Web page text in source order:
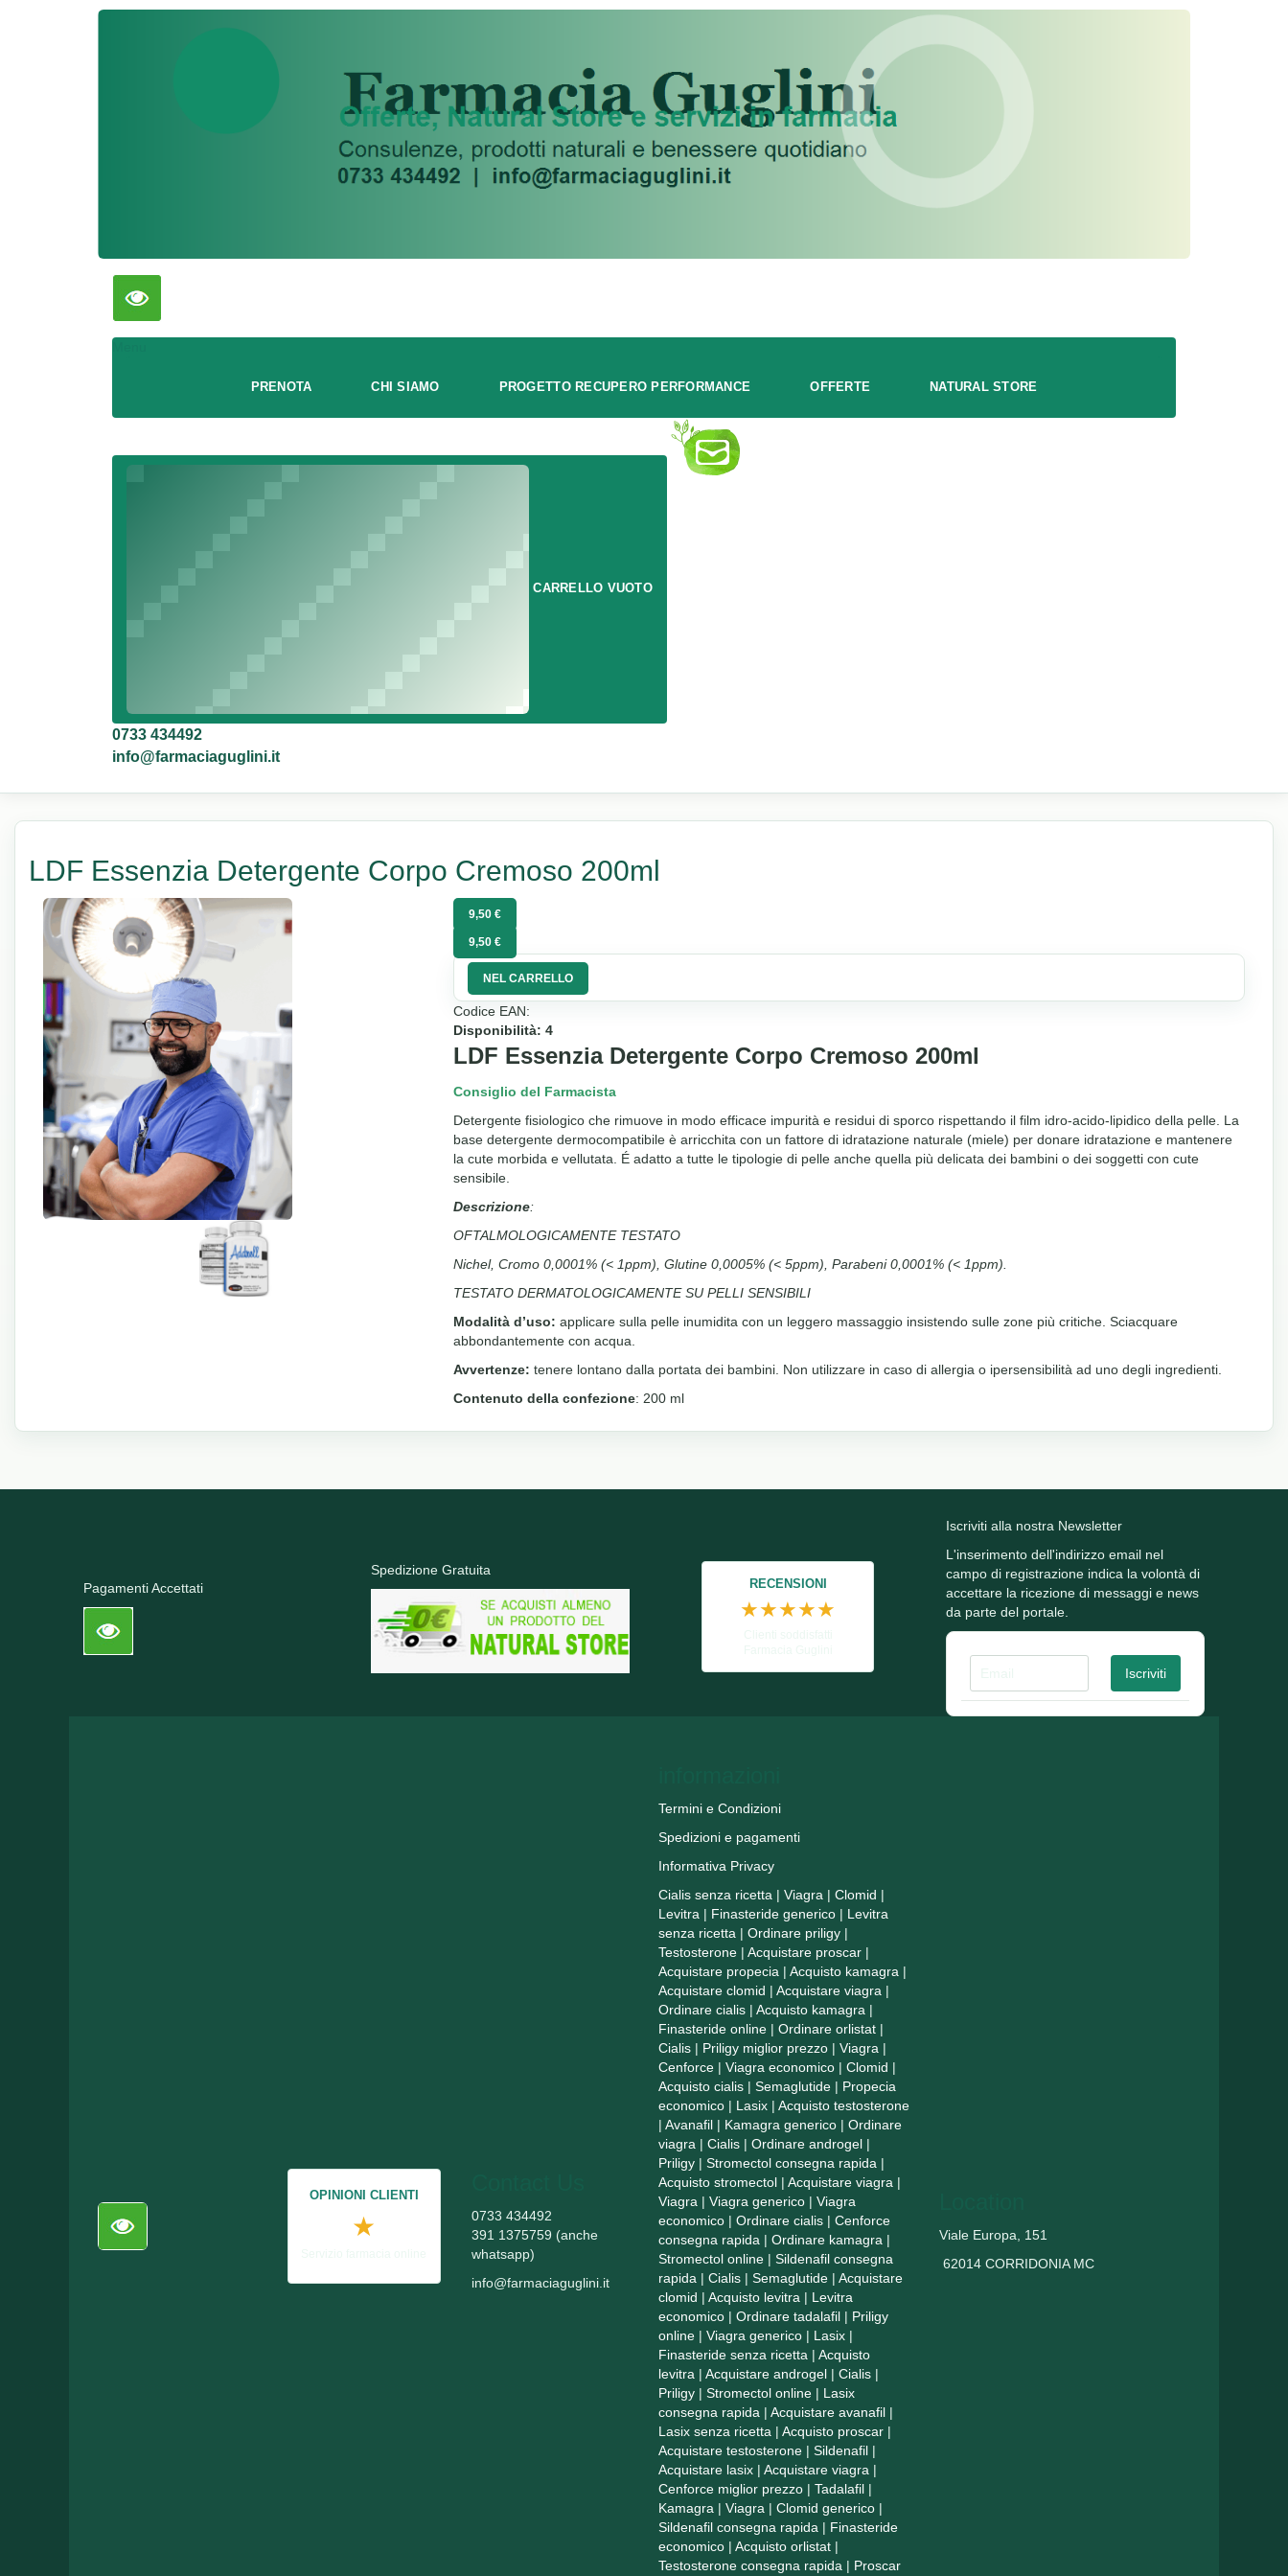
PRENOTA CHI SIAMO PROGETTO RECUPERO PERFORMANCE OFFERTE NATURAL STORE
CARRELLO VUOTO
0733 434492
info@farmaciaguglini.it
LDF Essenzia Detergente Corpo Cremoso 200ml
9,50 €
9,50 €
NEL CARRELLO
Codice EAN:
Disponibilità: 4
LDF Essenzia Detergente Corpo Cremoso 200ml
Consiglio del Farmacista
Detergente fisiologico che rimuove in modo efficace impurità e residui di sporco rispettando il film idro-acido-lipidico della pelle. La
base detergente dermocompatibile è arricchita con un fattore di idratazione naturale (miele) per donare idratazione e mantenere
la cute morbida e vellutata. É adatto a tutte le tipologie di pelle anche quella più delicata dei bambini o dei soggetti con cute
sensibile.
Descrizione:
OFTALMOLOGICAMENTE TESTATO
Nichel, Cromo 0,0001% (< 1ppm), Glutine 0,0005% (< 5ppm), Parabeni 0,0001% (< 1ppm).
TESTATO DERMATOLOGICAMENTE SU PELLI SENSIBILI
Modalità d’uso: applicare sulla pelle inumidita con un leggero massaggio insistendo sulle zone più critiche. Sciacquare
abbondantemente con acqua.
Avvertenze: tenere lontano dalla portata dei bambini. Non utilizzare in caso di allergia o ipersensibilità ad uno degli ingredienti.
Contenuto della confezione: 200 ml
Pagamenti Accettati
Spedizione Gratuita
RECENSIONI
★★★★★
Iscriviti alla nostra Newsletter
L'inserimento dell'indirizzo email nel
campo di registrazione indica la volontà di
accettare la ricezione di messaggi e news
da parte del portale.
OPINIONI CLIENTI
★
0733 434492
391 1375759 (anche
whatsapp)
info@farmaciaguglini.it
Termini e Condizioni
Spedizioni e pagamenti
Informativa Privacy
Cialis senza ricetta | Viagra | Clomid |
Levitra | Finasteride generico | Levitra
senza ricetta | Ordinare priligy |
Testosterone | Acquistare proscar |
Acquistare propecia | Acquisto kamagra |
Acquistare clomid | Acquistare viagra |
Ordinare cialis | Acquisto kamagra |
Finasteride online | Ordinare orlistat |
Cialis | Priligy miglior prezzo | Viagra |
Cenforce | Viagra economico | Clomid |
Acquisto cialis | Semaglutide | Propecia
economico | Lasix | Acquisto testosterone
| Avanafil | Kamagra generico | Ordinare
viagra | Cialis | Ordinare androgel |
Priligy | Stromectol consegna rapida |
Acquisto stromectol | Acquistare viagra |
Viagra | Viagra generico | Viagra
economico | Ordinare cialis | Cenforce
consegna rapida | Ordinare kamagra |
Stromectol online | Sildenafil consegna
rapida | Cialis | Semaglutide | Acquistare
clomid | Acquisto levitra | Levitra
economico | Ordinare tadalafil | Priligy
online | Viagra generico | Lasix |
Finasteride senza ricetta | Acquisto
levitra | Acquistare androgel | Cialis |
Priligy | Stromectol online | Lasix
consegna rapida | Acquistare avanafil |
Lasix senza ricetta | Acquisto proscar |
Acquistare testosterone | Sildenafil |
Acquistare lasix | Acquistare viagra |
Cenforce miglior prezzo | Tadalafil |
Kamagra | Viagra | Clomid generico |
Sildenafil consegna rapida | Finasteride
economico | Acquisto orlistat |
Testosterone consegna rapida | Proscar
Viale Europa, 151
62014 CORRIDONIA MC